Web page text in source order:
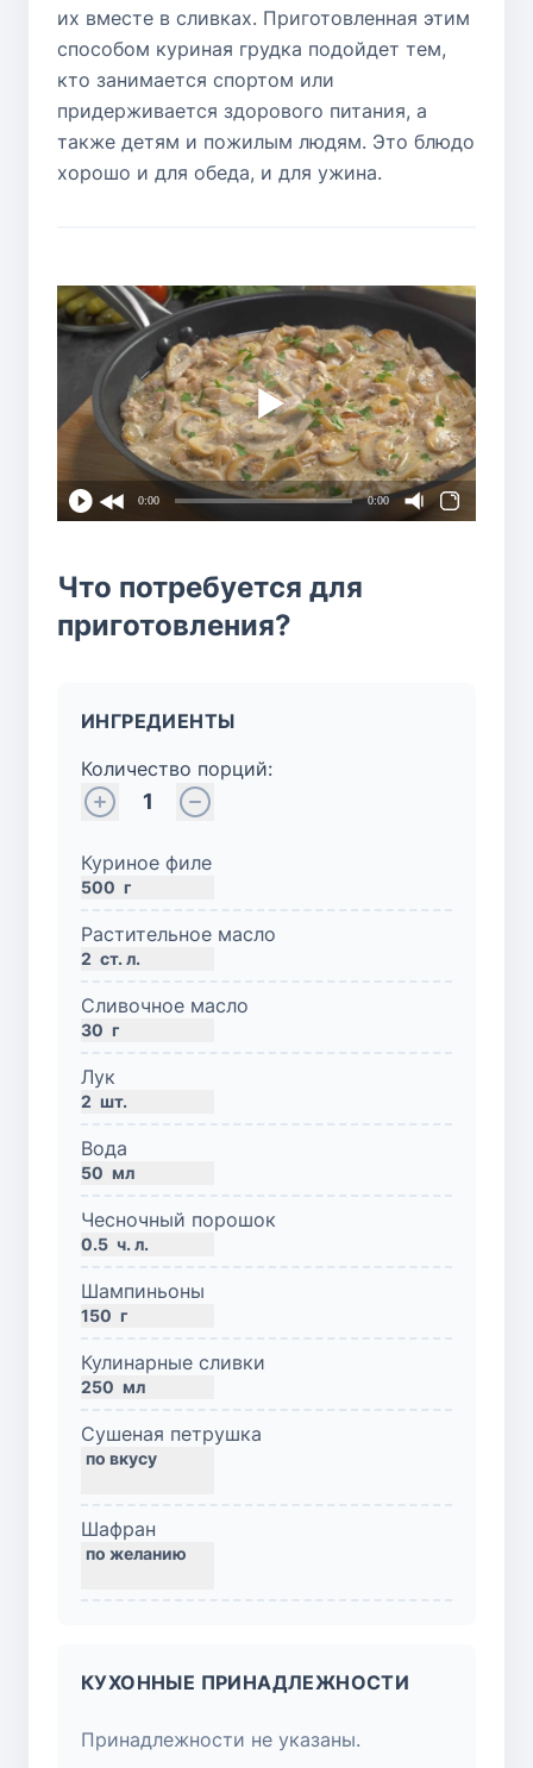
их вместе в сливках. Приготовленная этим
способом куриная грудка подойдет тем,
кто занимается спортом или
придерживается здорового питания, а
также детям и пожилым людям. Это блюдо
хорошо и для обеда, и для ужина.
0:00 0:00
Что потребуется для
приготовления?
ИНГРЕДИЕНТЫ
Количество порций:
1
Куриное филе
500 г
Растительное масло
2 ст. л.
Сливочное масло
30 г
Лук
2 шт.
Вода
50 мл
Чесночный порошок
0.5 ч. л.
Шампиньоны
150 г
Кулинарные сливки
250 мл
Сушеная петрушка
Шафран
КУХОННЫЕ ПРИНАДЛЕЖНОСТИ
Принадлежности не указаны.